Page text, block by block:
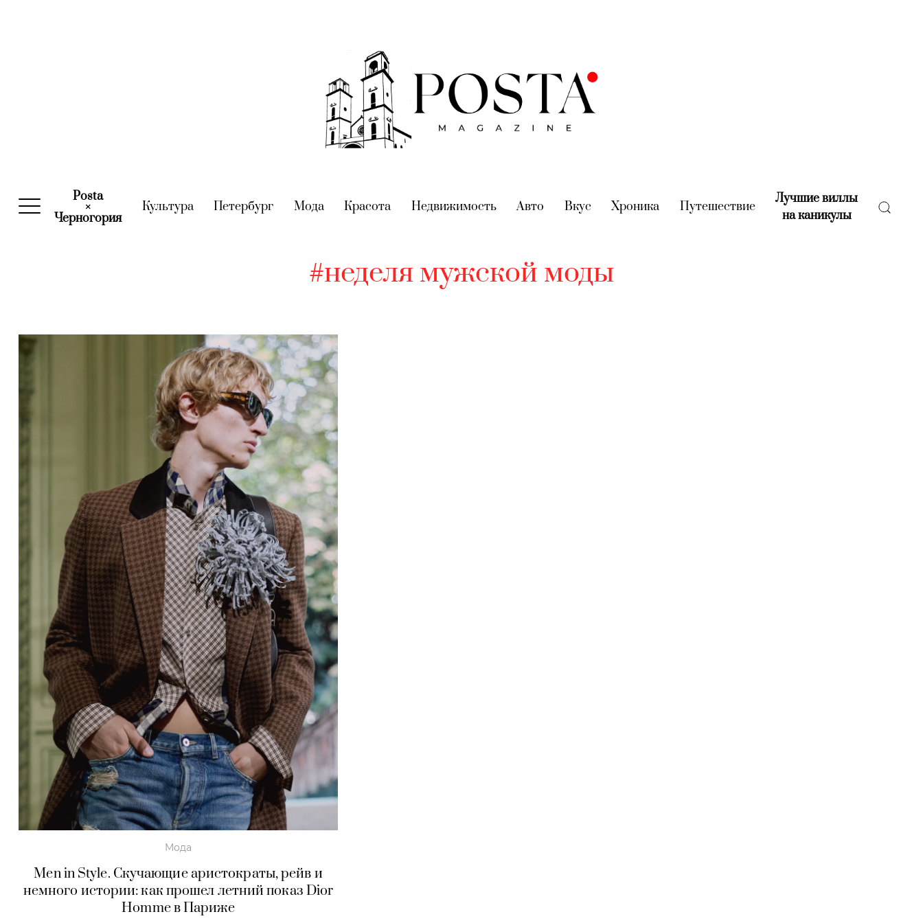
Posta
×
Черногория(current)
Культура(current)
Петербург (current)
Мода(current)
Красота (current)
Недвижимость(current)
Авто (current)
Вкус (current)
Хроника (current)
Путешествие(current)
Лучшие виллы
на каникулы(current)
#неделя мужской моды
Мода
Men in Style. Скучающие аристократы, рейв и
немного истории: как прошел летний показ Dior
Homme в Париже